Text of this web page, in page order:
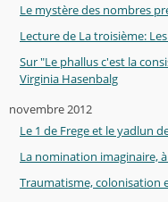
Le mystère des nombres
Lecture de La troisième:
Sur "Le phallus c'est la
Virginia Hasenbalg
novembre 2012
Le 1 de Frege et le yadlun
La nomination imaginaire,
Traumatisme, colonisation